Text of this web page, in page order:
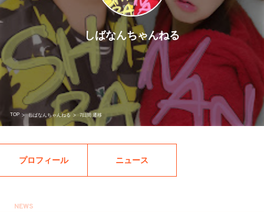
しばなんちゃんねる
TOP > しばなんちゃんねる > 7日間 遷移
プロフィール ニュース
NEWS